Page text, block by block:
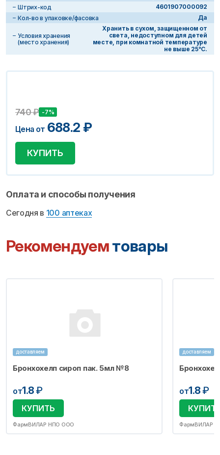
Штрих-код
4601907000092
Кол-во в упаковке/фасовка
Да
Условия хранения
(место хранения)
Хранить в сухом, защищенном от
света, недоступном для детей
месте, при комнатной температуре
не выше 25°С.
740₽ -7%
Цена от 688.2 ₽
КУПИТЬ
Оплата и способы получения
Сегодня в 100 аптеках
Рекомендуемтовары
доставляем
Бронхохелп сироп пак. 5мл №8
от1.8₽
КУПИТЬ
ФармВИЛАР НПО ООО
доставляем
от1.8₽
ФармВИЛАР